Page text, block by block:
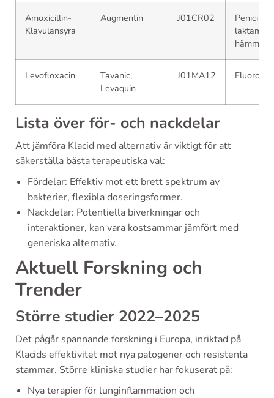
Amoxicillin-
Klavulansyra
Augmentin J01CR02
Penicillin
laktamas-
hämmare
Levofloxacin
Tavanic,
Levaquin
J01MA12
Lista över för- och nackdelar
Att jämföra Klacid med alternativ är viktigt för att
säkerställa bästa terapeutiska val:
Fördelar: Effektiv mot ett brett spektrum av
bakterier, flexibla doseringsformer.
Nackdelar: Potentiella biverkningar och
interaktioner, kan vara kostsammar jämfört med
generiska alternativ.
Aktuell Forskning och
Trender
Större studier 2022–2025
Det pågår spännande forskning i Europa, inriktad på
Klacids effektivitet mot nya patogener och resistenta
stammar. Större kliniska studier har fokuserat på:
Nya terapier för lunginflammation och